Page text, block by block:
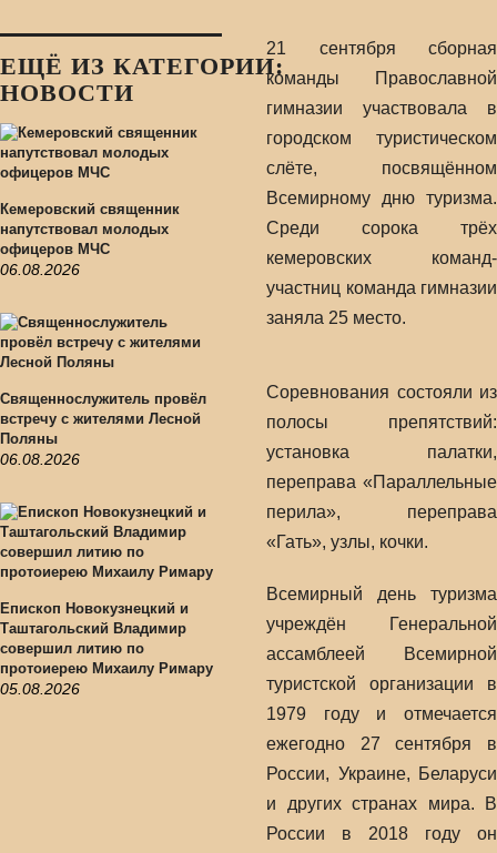
ЕЩЁ ИЗ КАТЕГОРИИ:
НОВОСТИ
Кемеровский священник
напутствовал молодых
офицеров МЧС
06.08.2026
Священнослужитель провёл
встречу с жителями Лесной
Поляны
06.08.2026
Епископ Новокузнецкий и
Таштагольский Владимир
совершил литию по
протоиерею Михаилу Римару
05.08.2026
21 сентября сборная
команды Православной
гимназии участвовала в
городском туристическом
слёте, посвящённом
Всемирному дню туризма.
Среди сорока трёх
кемеровских команд-
участниц команда гимназии
заняла 25 место.
Соревнования состояли из
полосы препятствий:
установка палатки,
переправа «Параллельные
перила», переправа
«Гать», узлы, кочки.
Всемирный день туризма
учреждён Генеральной
ассамблеей Всемирной
туристской организации в
1979 году и отмечается
ежегодно 27 сентября в
России, Украине, Беларуси
и других странах мира. В
России в 2018 году он